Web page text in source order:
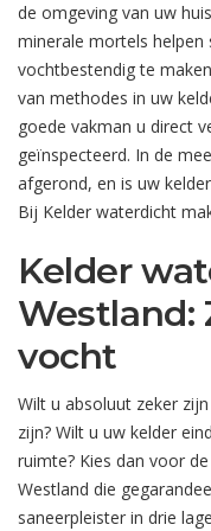
de omgeving van uw
minerale mortels
vochtbestendig te
van methodes in uw
goede vakman u direct
geïnspecteerd. In de
afgerond, en is uw
Bij Kelder waterdicht
Kelder
Westland:
vocht
Wilt u absoluut zeker
zijn? Wilt u uw kelder
ruimte? Kies dan voor
Westland die
saneerpleister in drie